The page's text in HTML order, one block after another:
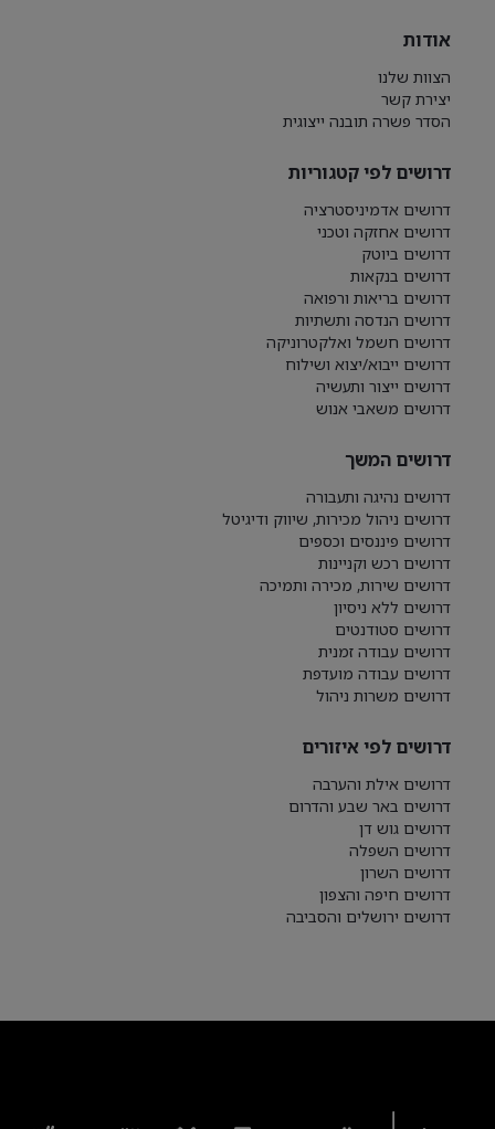
אודות
הצוות שלנו
יצירת קשר
הסדר פשרה תובנה ייצוגית
דרושים לפי קטגוריות
דרושים אדמיניסטרציה
דרושים אחזקה וטכני
דרושים ביוטק
דרושים בנקאות
דרושים בריאות ורפואה
דרושים הנדסה ותשתיות
דרושים חשמל ואלקטרוניקה
דרושים ייבוא/יצוא ושילוח
דרושים ייצור ותעשיה
דרושים משאבי אנוש
דרושים המשך
דרושים נהיגה ותעבורה
דרושים ניהול מכירות, שיווק ודיגיטל
דרושים פיננסים וכספים
דרושים רכש וקניינות
דרושים שירות, מכירה ותמיכה
דרושים ללא ניסיון
דרושים סטודנטים
דרושים עבודה זמנית
דרושים עבודה מועדפת
דרושים משרות ניהול
דרושים לפי איזורים
דרושים אילת והערבה
דרושים באר שבע והדרום
דרושים גוש דן
דרושים השפלה
דרושים השרון
דרושים חיפה והצפון
דרושים ירושלים והסביבה